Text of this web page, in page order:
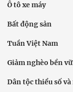
Ô tô xe máy
Bất động sản
Tuần Việt Nam
Giảm nghèo bền
Dân tộc thiểu số